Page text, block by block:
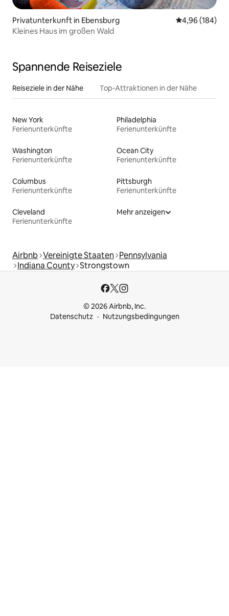
Privatunterkunft in Ebensburg
4,96 (184)
Kleines Haus im großen Wald
Spannende Reiseziele
Reiseziele in der Nähe Top-Attraktionen in der Nähe
New York
Ferienunterkünfte
Philadelphia
Ferienunterkünfte
Washington
Ferienunterkünfte
Ocean City
Ferienunterkünfte
Columbus
Ferienunterkünfte
Pittsburgh
Ferienunterkünfte
Cleveland
Ferienunterkünfte
Mehr anzeigen
Airbnb Vereinigte Staaten Pennsylvania
Indiana County Strongstown
© 2026 Airbnb, Inc.
Datenschutz
Nutzungsbedingungen